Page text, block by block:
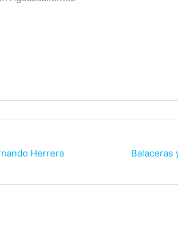
Herrera
Balaceras